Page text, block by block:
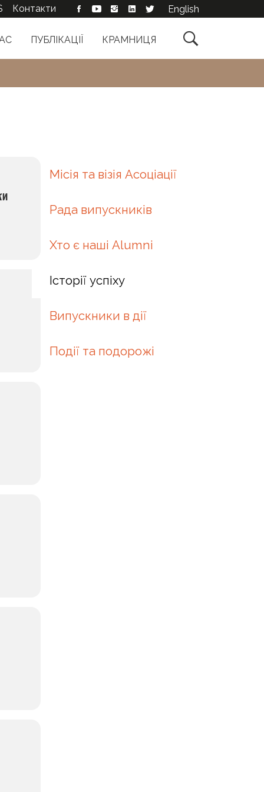

ПУБЛІКАЦІЇ КРАМНИЦЯ
Контакти English
Місія та візія Асоціації
Рада випускників
Хто є наші Alumni
Історії успіху
Випускники в дії
Події та подорожі